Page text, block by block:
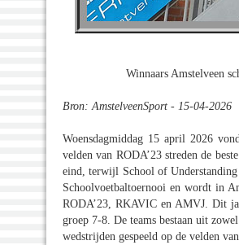
Winnaars Amstelveen
Bron: AmstelveenSport - 15-04-2026
Woensdagmiddag 15 april 2026
velden van RODA’23 streden de
eind, terwijl School of
Schoolvoetbaltoernooi en wordt in
RODA’23, RKAVIC en AMVJ. Dit
groep 7-8. De teams bestaan uit
wedstrijden gespeeld op de velden